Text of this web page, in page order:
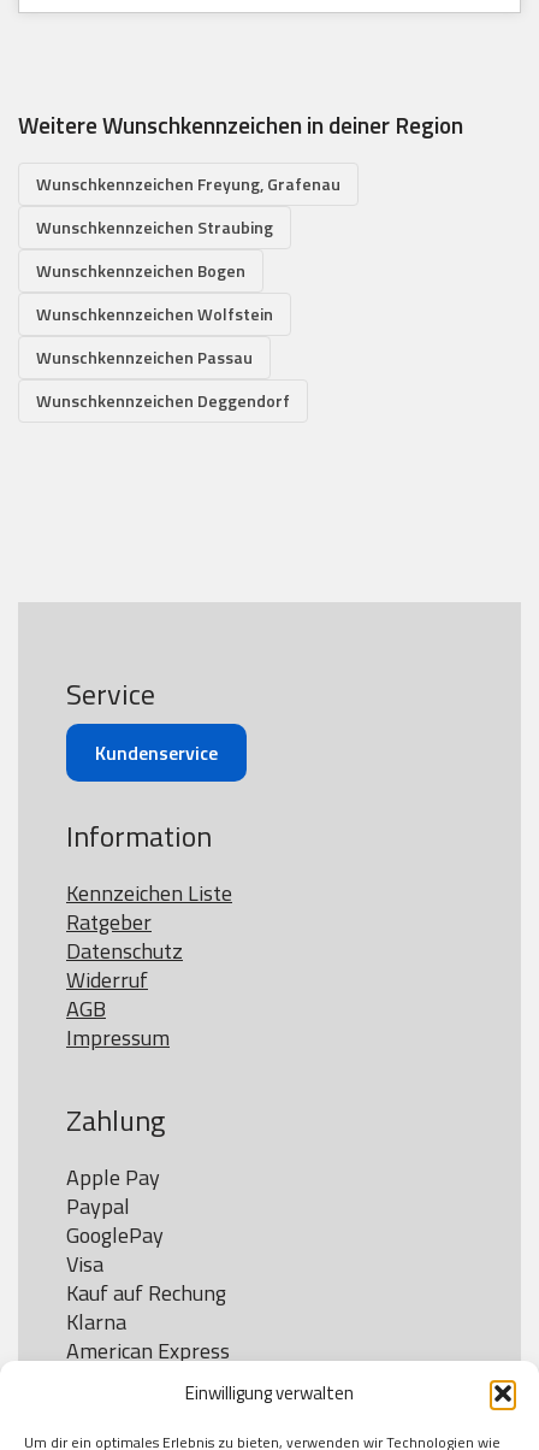
Einwilligung verwalten
Um dir ein optimales Erlebnis zu bieten, verwenden wir Technologien wie
Weitere Wunschkennzeichen in deiner Region
Wunschkennzeichen Freyung, Grafenau
Wunschkennzeichen Straubing
Wunschkennzeichen Bogen
Wunschkennzeichen Wolfstein
Wunschkennzeichen Passau
Wunschkennzeichen Deggendorf
Service
Kundenservice
Information
Kennzeichen Liste
Ratgeber
Datenschutz
Widerruf
AGB
Impressum
Zahlung
Apple Pay
Paypal
GooglePay
Visa
Kauf auf Rechung
Klarna
American Express